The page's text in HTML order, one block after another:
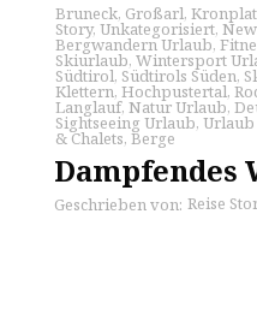
Bruneck, Großarl,
Story, Unkategorisiert,
Bergwandern Urlaub,
Skiurlaub, Wintersport
Südtirol, Südtirols Süden,
Klettern, Hochpustertal,
Langlauf, Natur Urlaub,
Sightseeing Urlaub, Urlaub
& Chalets, Berge
Dampfendes
Geschrieben von: Reise